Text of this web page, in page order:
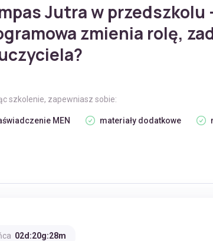
Jutra w przedszkolu
zmienia rolę,
szkolenie, zapewniasz sobie:
MEN materiały dodatkowe
02d:20g:28m